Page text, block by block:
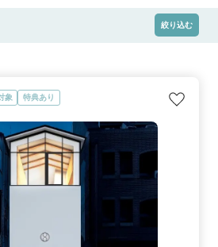
絞り込む
象 特典あり